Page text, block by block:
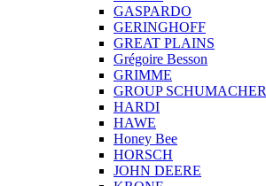
GASPARDO
GERINGHOFF
GREAT PLAINS
Grégoire Besson
GRIMME
GROUP SCHUMACHER
HARDI
HAWE
Honey Bee
HORSCH
JOHN DEERE